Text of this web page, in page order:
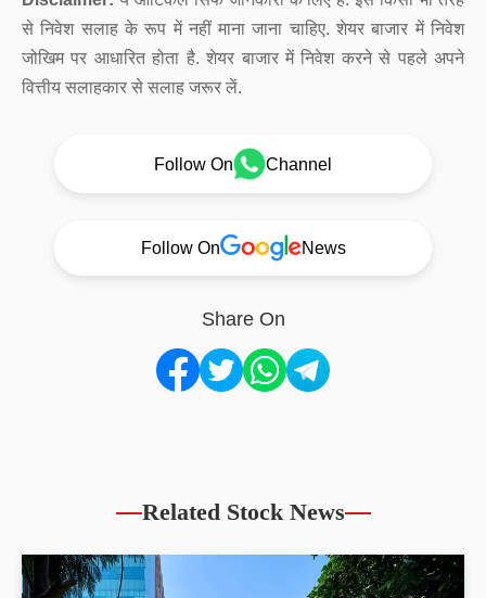
से निवेश सलाह के रूप में नहीं माना जाना चाहिए. शेयर बाजार में निवेश
जोखिम पर आधारित होता है. शेयर बाजार में निवेश करने से पहले अपने
वित्तीय सलाहकार से सलाह जरूर लें.
Follow On Channel
Follow On News
Share On
Related Stock News